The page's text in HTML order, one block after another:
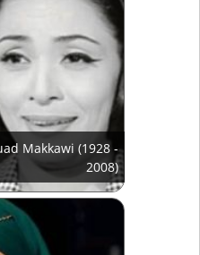
Makkawi (1928 -
2008)